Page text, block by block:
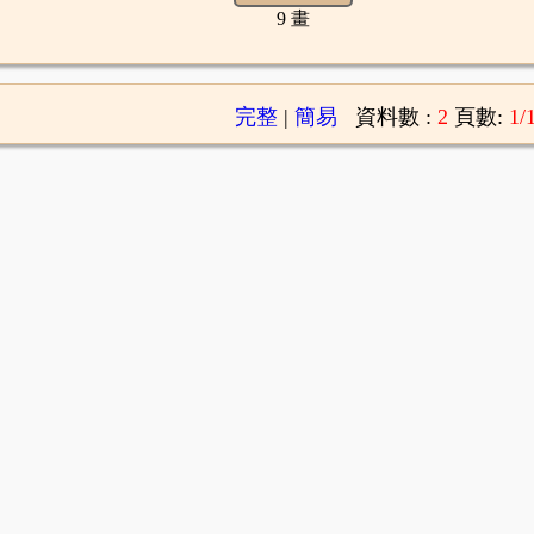
9 畫
完整| 簡易 資料數 : 2 頁數: 1/